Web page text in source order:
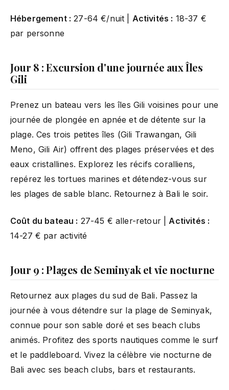
Hébergement : 27-64 €/nuit | Activités : 18-37 €
par personne
Jour 8 : Excursion d'une journée aux Îles
Gili
Prenez un bateau vers les îles Gili voisines pour une
journée de plongée en apnée et de détente sur la
plage. Ces trois petites îles (Gili Trawangan, Gili
Meno, Gili Air) offrent des plages préservées et des
eaux cristallines. Explorez les récifs coralliens,
repérez les tortues marines et détendez-vous sur
les plages de sable blanc. Retournez à Bali le soir.
Coût du bateau : 27-45 € aller-retour | Activités :
14-27 € par activité
Jour 9 : Plages de Seminyak et vie nocturne
Retournez aux plages du sud de Bali. Passez la
journée à vous détendre sur la plage de Seminyak,
connue pour son sable doré et ses beach clubs
animés. Profitez des sports nautiques comme le surf
et le paddleboard. Vivez la célèbre vie nocturne de
Bali avec ses beach clubs, bars et restaurants.